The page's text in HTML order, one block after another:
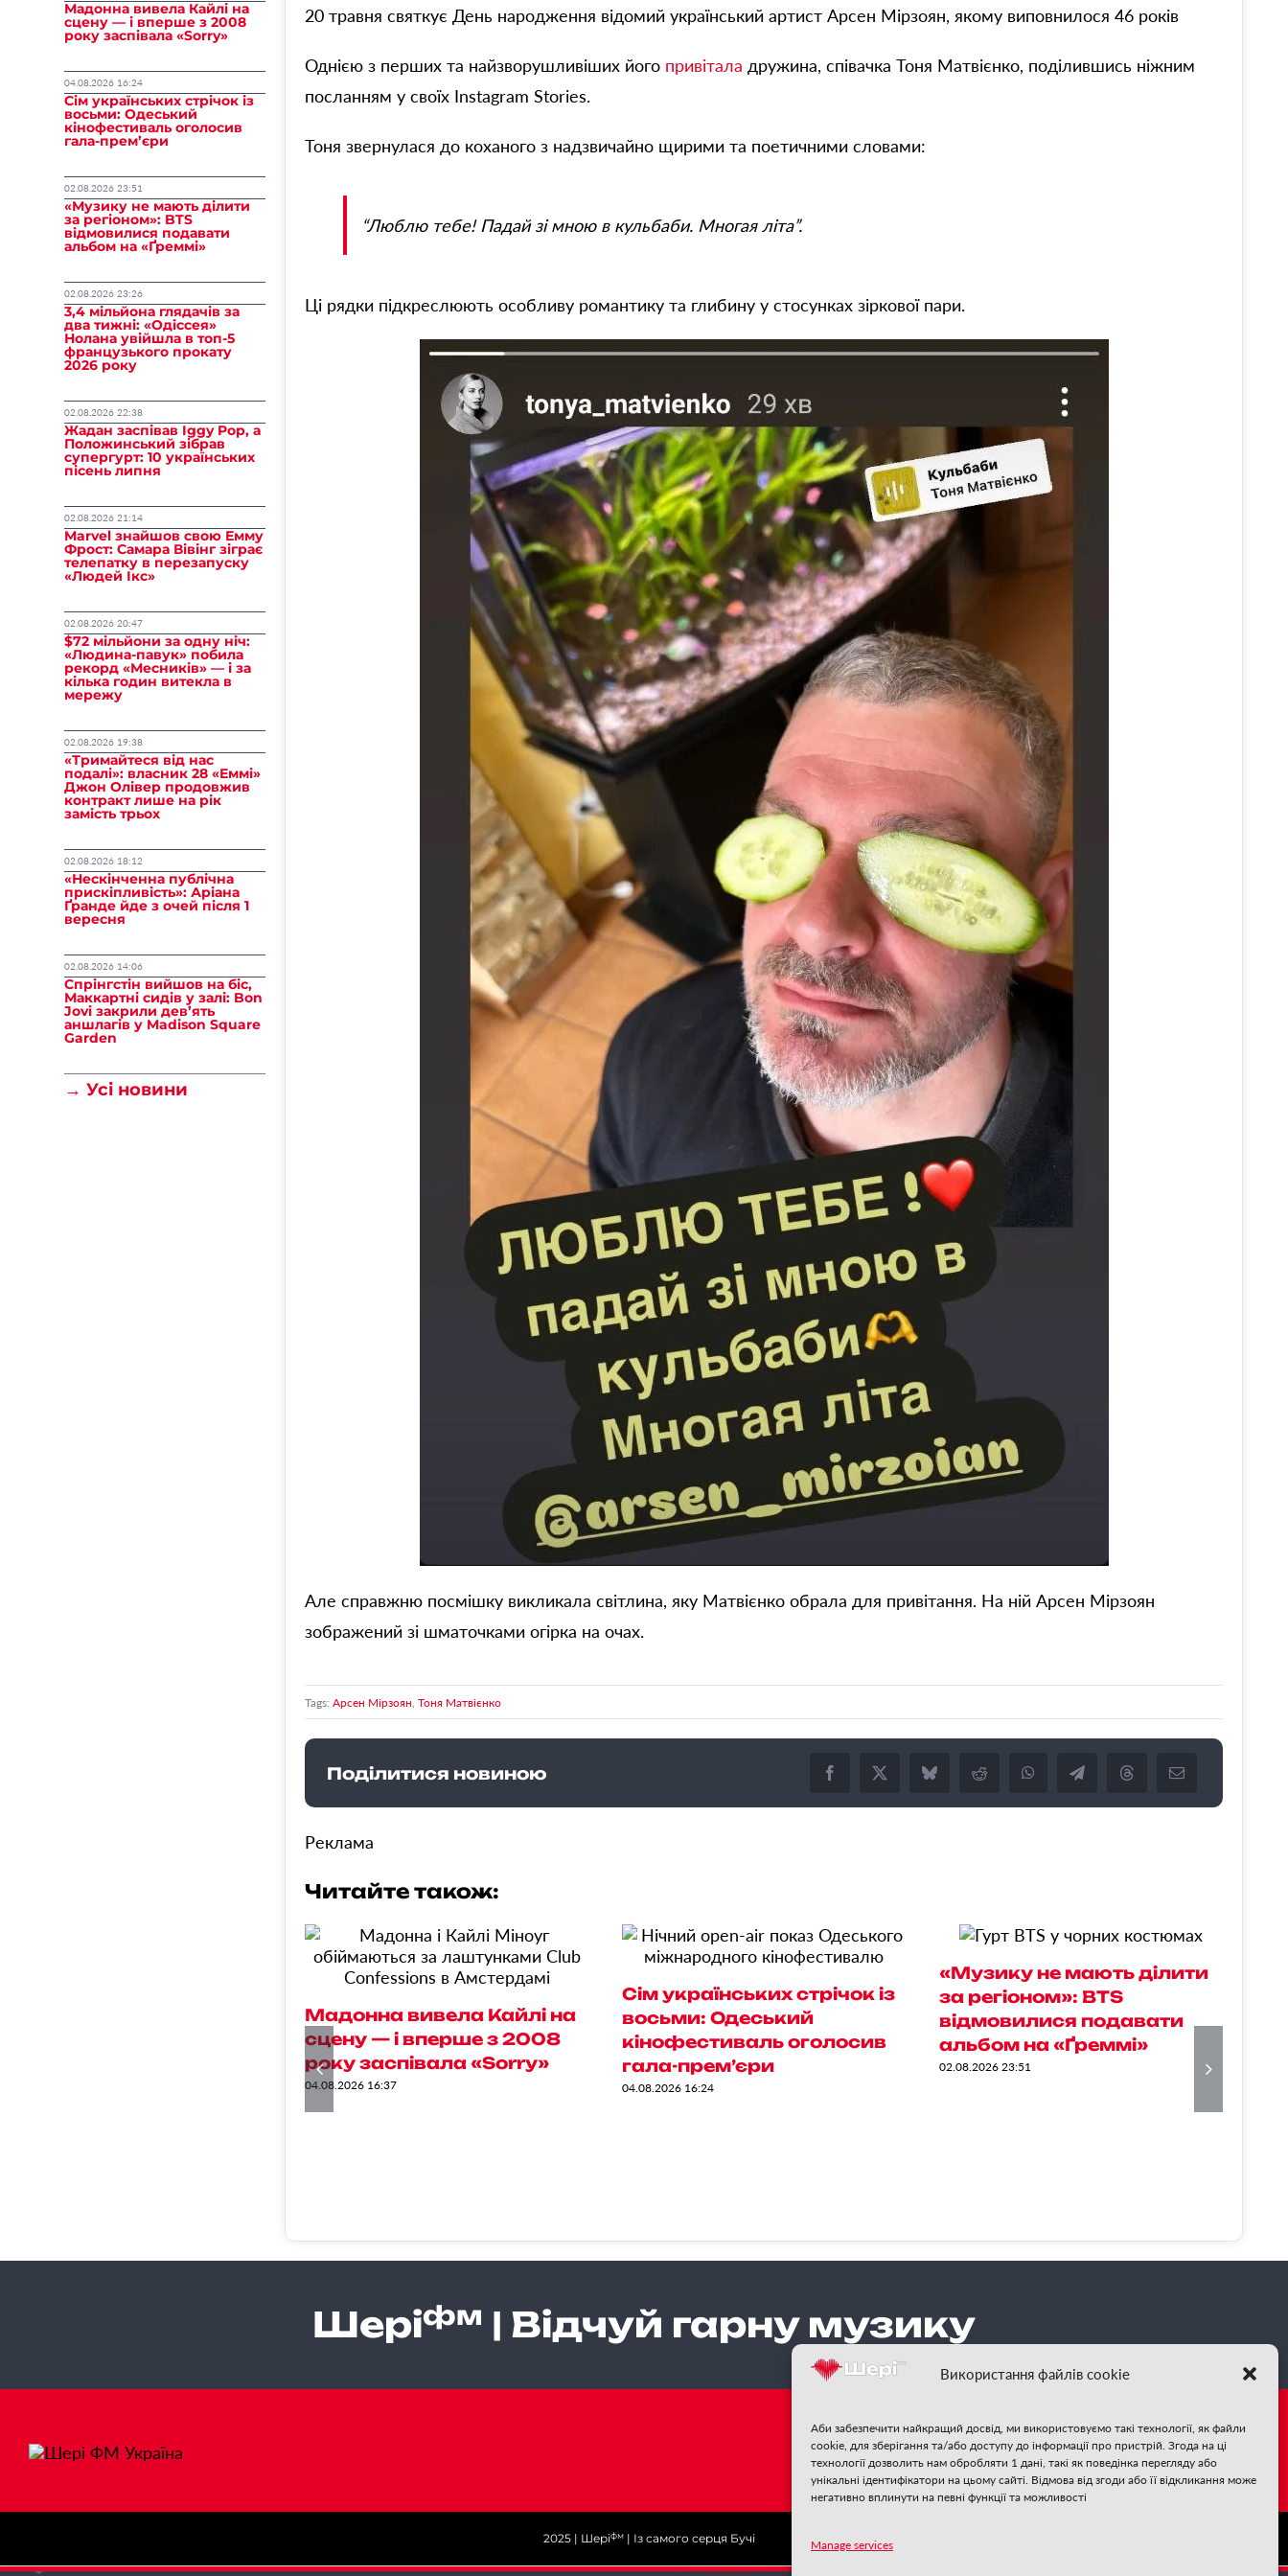
Використання файлів cookie
Аби забезпечити найкращий досвід, ми використовуємо такі технології, як файли
cookie, для зберігання та/або доступу до інформації про пристрій. Згода на ці
технології дозволить нам обробляти 1 дані, такі як поведінка перегляду або
унікальні ідентифікатори на цьому сайті. Відмова від згоди або її відкликання може
негативно вплинути на певні функції та можливості
Manage services
Мадонна вивела Кайлі на
сцену — і вперше з 2008
року заспівала «Sorry»
04.08.2026 16:24
Сім українських стрічок із
восьми: Одеський
кінофестиваль оголосив
гала-прем’єри
02.08.2026 23:51
«Музику не мають ділити
за регіоном»: BTS
відмовилися подавати
альбом на «Ґреммі»
02.08.2026 23:26
3,4 мільйона глядачів за
два тижні: «Одіссея»
Нолана увійшла в топ-5
французького прокату
2026 року
02.08.2026 22:38
Жадан заспівав Iggy Pop, а
Положинський зібрав
супергурт: 10 українських
пісень липня
02.08.2026 21:14
Marvel знайшов свою Емму
Фрост: Самара Вівінг зіграє
телепатку в перезапуску
«Людей Ікс»
02.08.2026 20:47
$72 мільйони за одну ніч:
«Людина-павук» побила
рекорд «Месників» — і за
кілька годин витекла в
мережу
02.08.2026 19:38
«Тримайтеся від нас
подалі»: власник 28 «Еммі»
Джон Олівер продовжив
контракт лише на рік
замість трьох
02.08.2026 18:12
«Нескінченна публічна
прискіпливість»: Аріана
Ґранде йде з очей після 1
вересня
02.08.2026 14:06
Спрінгстін вийшов на біс,
Маккартні сидів у залі: Bon
Jovi закрили дев’ять
аншлагів у Madison Square
Garden
→ Усі новини
20 травня святкує День народження відомий український артист Арсен Мірзоян, якому виповнилося 46 років
Однією з перших та найзворушливіших його привітала дружина, співачка Тоня Матвієнко, поділившись ніжним
посланням у своїх Instagram Stories.
Тоня звернулася до коханого з надзвичайно щирими та поетичними словами:
“Люблю тебе! Падай зі мною в кульбаби. Многая літа”.
Ці рядки підкреслюють особливу романтику та глибину у стосунках зіркової пари.
Але справжню посмішку викликала світлина, яку Матвієнко обрала для привітання. На ній Арсен Мірзоян
зображений зі шматочками огірка на очах.
Tags: Арсен Мірзоян Тоня Матвієнко
Поділитися новиною
Реклама
Читайте також:
Мадонна вивела Кайлі на
сцену — і вперше з 2008
року заспівала «Sorry»
04.08.2026 16:37
Сім українських стрічок із
восьми: Одеський
кінофестиваль оголосив
гала-прем’єри
04.08.2026 16:24
«Музику не мають ділити
за регіоном»: BTS
відмовилися подавати
альбом на «Ґреммі»
02.08.2026 23:51
Шеріфм | Відчуй гарну музику
Стежте за нами:
2025 | Шеріфм| Із самого серця Бучі
❄ ❄
❄
❄